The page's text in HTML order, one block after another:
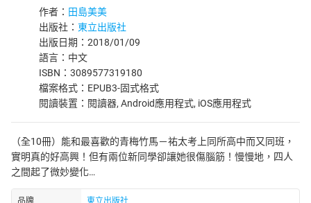
作者： 田島美美
出版社： 東立出版社
出版日期：2018/01/09
語言：中文
ISBN：3089577319180
檔案格式：EPUB3-固式格式
閱讀裝置：閱讀器, Android應用程式, iOS應用程式
（全10冊）能和最喜歡的青梅竹馬－祐太考上同所高中而又同班，
實明真的好高興！但有兩位新同學卻讓她很傷腦筋！慢慢地，四人
之間起了微妙變化…
品牌 東立出版社